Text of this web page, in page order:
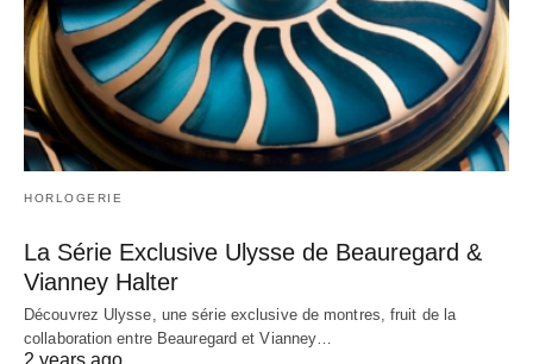
HORLOGERIE
La Série Exclusive Ulysse de Beauregard &
Vianney Halter
Découvrez Ulysse, une série exclusive de montres, fruit de la
collaboration entre Beauregard et Vianney…